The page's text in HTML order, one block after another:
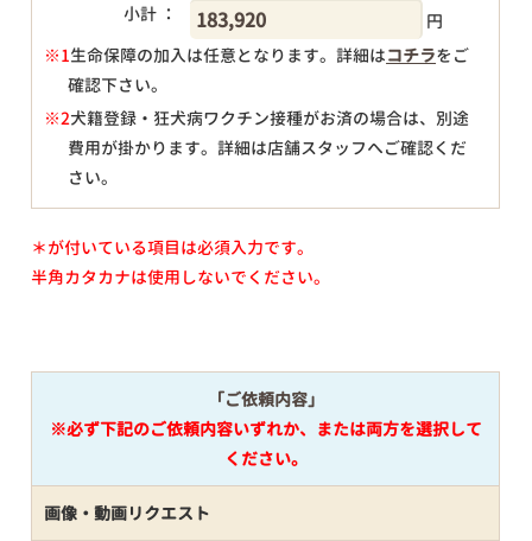
小計 ：
円
※1生命保障の加入は任意となります。詳細はコチラをご
確認下さい。
※2犬籍登録・狂犬病ワクチン接種がお済の場合は、別途
費用が掛かります。詳細は店舗スタッフへご確認くだ
さい。
＊が付いている項目は必須入力です。
半角カタカナは使用しないでください。
「ご依頼内容」
※必ず下記のご依頼内容いずれか、または両方を選択して
ください。
画像・動画リクエスト